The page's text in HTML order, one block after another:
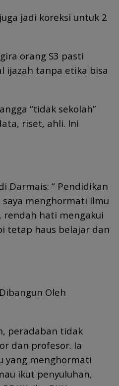
jadi koreksi untuk 2
orang S3 pasti
ijazah tanpa etika bisa
“tidak sekolah”
riset, ahli. Ini
Darmais: “ Pendidikan
menghormati Ilmu
rendah hati mengakui
tetap haus belajar dan
Oleh
peradaban tidak
dan profesor. Ia
yang menghormati
ikut penyuluhan,